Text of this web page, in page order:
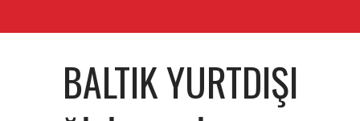
BALTIK YURTDIŞI